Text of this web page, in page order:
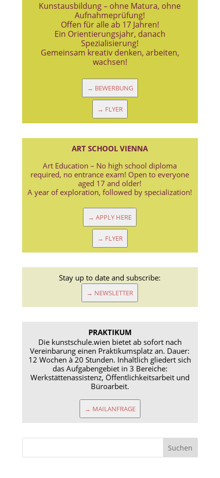
Kunstausbildung – ohne Matura, ohne
Aufnahmeprüfung!
Offen für alle ab 17 Jahren!
Ein Orientierungsjahr, danach
Spezialisierung!
Gemeinsam kreativ denken, arbeiten,
wachsen!
→ BEWERBUNG
→ FLYER
ART SCHOOL VIENNA
Art Education – No high school diploma
required, no entrance exam! Open to everyone
aged 17 and older!
A year of exploration, followed by specialization!
→ APPLY HERE
→ FLYER
Stay up to date and subscribe:
→ NEWSLETTER
PRAKTIKUM
Die kunstschule.wien bietet ab sofort nach
Vereinbarung einen Praktikumsplatz an. Dauer:
12 Wochen à 20 Stunden. Inhaltlich gliedert sich
das Aufgabengebiet in 3 Bereiche:
Werkstättenassistenz, Öffentlichkeitsarbeit und
Büroarbeit.
→ MAILANFRAGE